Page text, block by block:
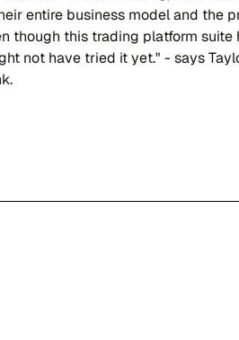
entire business model and the
though this trading platform suite
not have tried it yet." - says